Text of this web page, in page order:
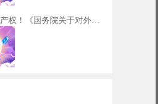
关注 | 涉及知识产权！《国务院关于对外投资的规定》将于7月1日起施行